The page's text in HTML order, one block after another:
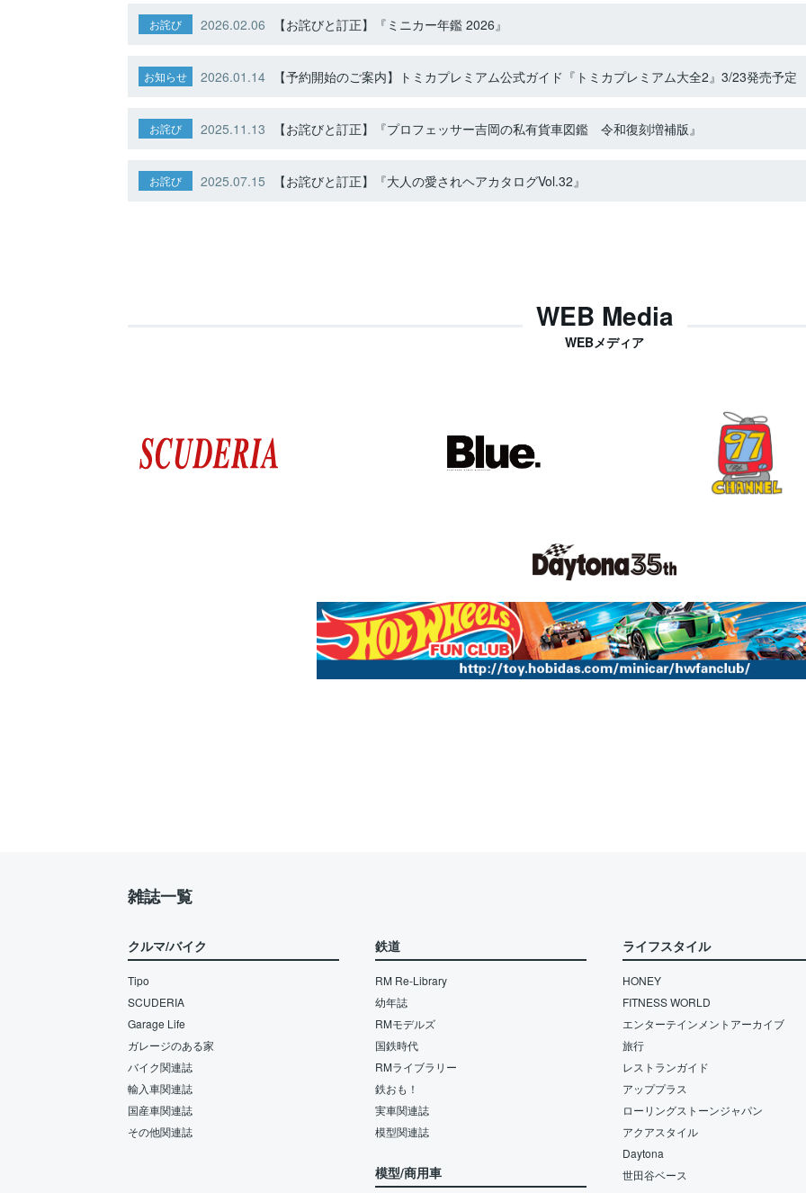
お詫び 2026.02.06 【お詫びと訂正】『ミニカー年鑑 2026』
お知らせ 2026.01.14 【予約開始のご案内】トミカプレミアム公式ガイド『トミカプレミアム大全2』3/23発売予定
お詫び 2025.11.13 【お詫びと訂正】『プロフェッサー吉岡の私有貨車図鑑 令和復刻増補版』
お詫び 2025.07.15 【お詫びと訂正】『大人の愛されヘアカタログVol.32』
WEB Media
WEBメディア
雑誌一覧
クルマ/バイク
Tipo
SCUDERIA
Garage Life
ガレージのある家
バイク関連誌
輸入車関連誌
国産車関連誌
その他関連誌
鉄道
RM Re-Library
幼年誌
RMモデルズ
国鉄時代
RMライブラリー
鉄おも！
実車関連誌
模型関連誌
模型/商用車
ライフスタイル
HONEY
FITNESS WORLD
エンターテインメントアーカイブ
旅行
レストランガイド
アッププラス
ローリングストーンジャパン
アクアスタイル
Daytona
世田谷ベース